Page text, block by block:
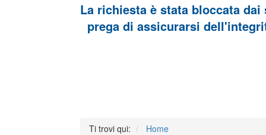
La richiesta è stata bloccata
prega di assicurarsi
Ti trovi qui: Home